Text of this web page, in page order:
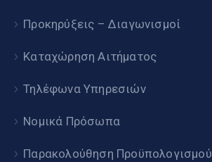
Προκηρύξεις – Διαγωνισμοί
Καταχώρηση Αιτήματος
Τηλέφωνα Υπηρεσιών
Νομικά Πρόσωπα
Παρακολούθηση Προϋπολογισμού